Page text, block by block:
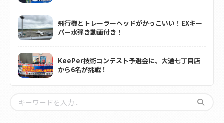
飛行機とトレーラーヘッドがかっこいい！EXキー
パー水弾き動画付き！
KeePer技術コンテスト予選会に、大通七丁目店
から6名が挑戦！